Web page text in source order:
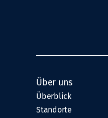
Über uns
Überblick
Standorte